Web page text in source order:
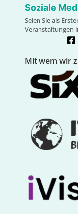
Soziale
Seien Sie als
Veranstaltungen
Mit wem wir